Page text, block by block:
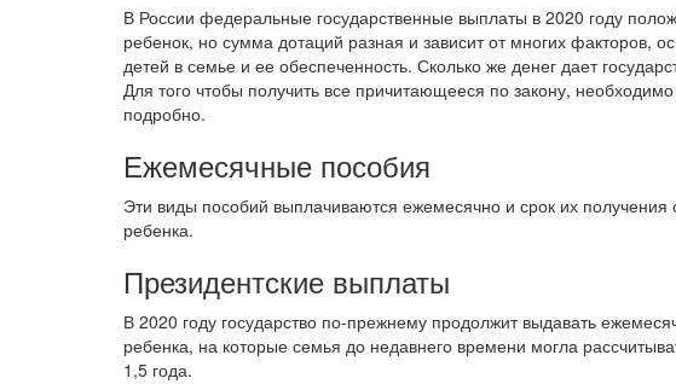
В России федеральные государственные выплаты в 2020 году
ребенок, но сумма дотаций разная и зависит от многих факторов,
детей в семье и ее обеспеченность. Сколько же денег дает
Для того чтобы получить все причитающееся по закону,
подробно.
Ежемесячные пособия
Эти виды пособий выплачиваются ежемесячно и срок их
ребенка.
Президентские выплаты
В 2020 году государство по-прежнему продолжит выдавать
ребенка, на которые семья до недавнего времени могла
1,5 года.